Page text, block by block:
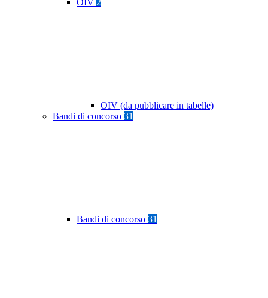
OIV 2
OIV (da pubblicare in tabelle)
Bandi di concorso 31
Bandi di concorso 31